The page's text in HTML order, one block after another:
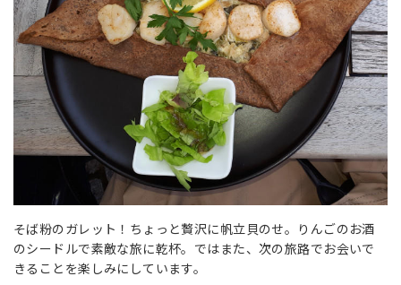
そば粉のガレット！ちょっと贅沢に帆立貝のせ。りんごのお酒
のシードルで素敵な旅に乾杯。ではまた、次の旅路でお会いで
きることを楽しみにしています。